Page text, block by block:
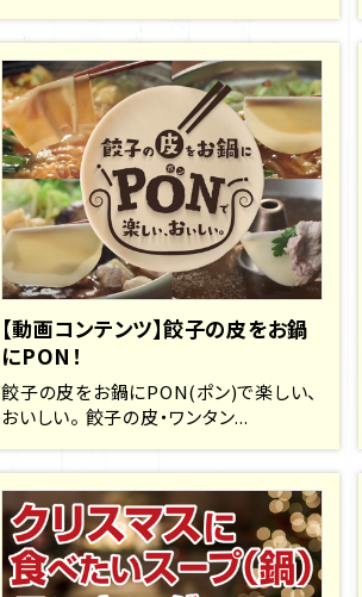
【動画コンテンツ】餃子の皮をお鍋
にPON！
餃子の皮をお鍋にPON(ポン)で楽しい、
おいしい。 餃子の皮・ワンタン...